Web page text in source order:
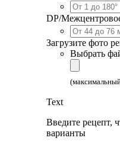
DP/
Загрузите фото
Выбрать
Text
Введите рецепт,
варианты